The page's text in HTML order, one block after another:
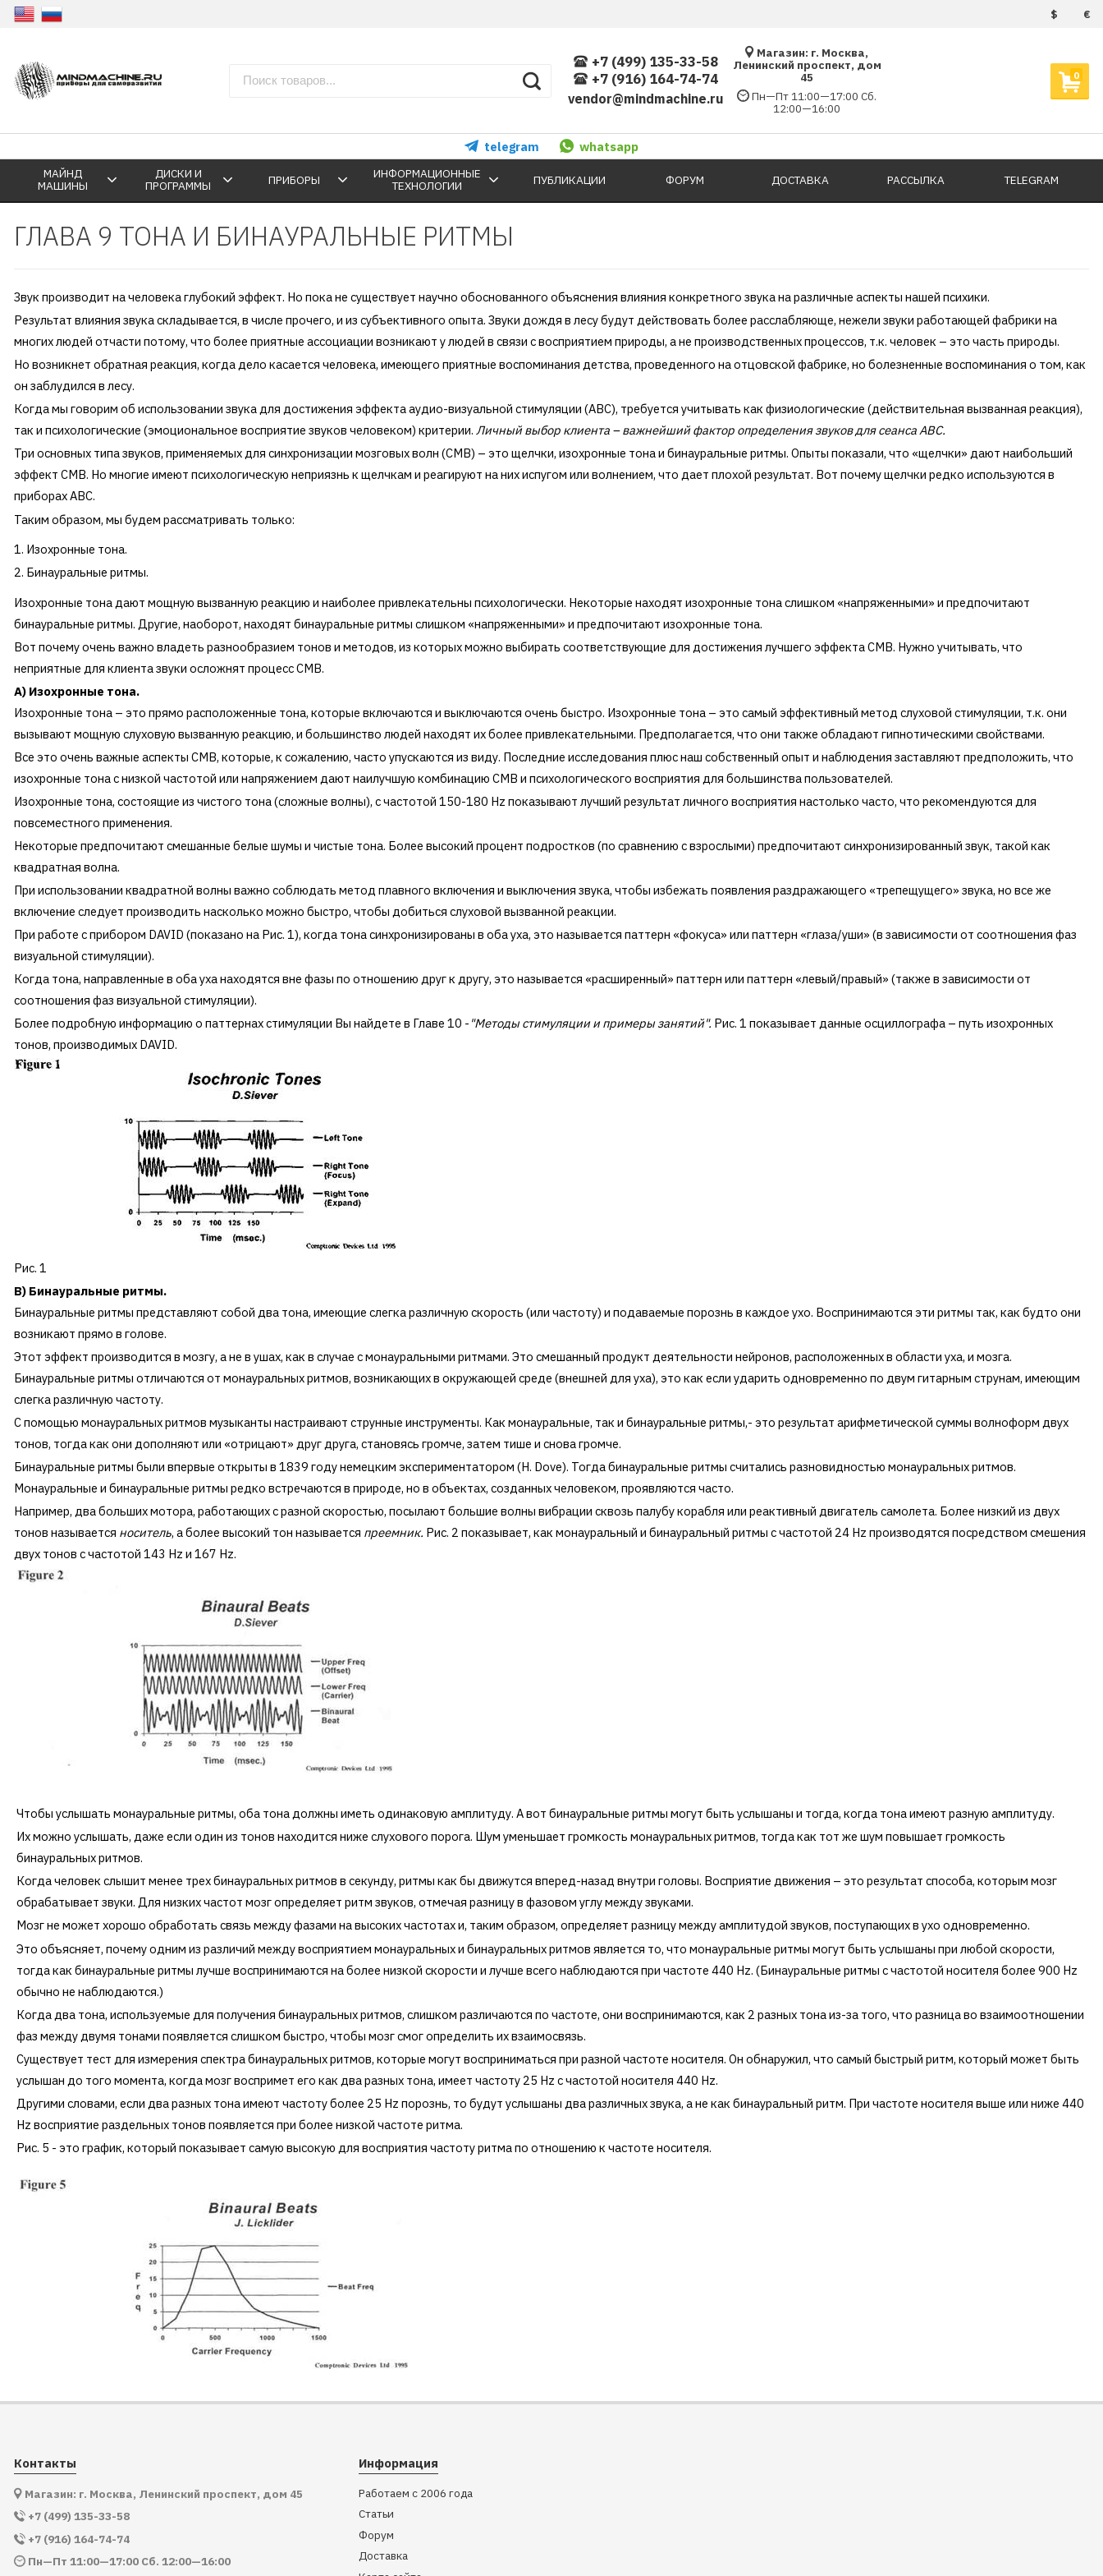
$ €
+7 (499) 135-33-58
+7 (916) 164-74-74
vendor@mindmachine.ru
Магазин: г. Москва,
Ленинский проспект, дом
45
Пн—Пт 11:00—17:00 Сб.
12:00—16:00
0
telegram whatsapp
МАЙНД
МАШИНЫ
ДИСКИ И
ПРОГРАММЫ
ПРИБОРЫ
ИНФОРМАЦИОННЫЕ
ТЕХНОЛОГИИ
ПУБЛИКАЦИИ ФОРУМ ДОСТАВКА РАССЫЛКА TELEGRAM
ГЛАВА 9 ТОНА И БИНАУРАЛЬНЫЕ РИТМЫ
Звук производит на человека глубокий эффект. Но пока не существует научно обоснованного объяснения влияния конкретного звука на различные аспекты нашей психики.
Результат влияния звука складывается, в числе прочего, и из субъективного опыта. Звуки дождя в лесу будут действовать более расслабляюще, нежели звуки работающей фабрики на
многих людей отчасти потому, что более приятные ассоциации возникают у людей в связи с восприятием природы, а не производственных процессов, т.к. человек – это часть природы.
Но возникнет обратная реакция, когда дело касается человека, имеющего приятные воспоминания детства, проведенного на отцовской фабрике, но болезненные воспоминания о том, как
он заблудился в лесу.
Когда мы говорим об использовании звука для достижения эффекта аудио-визуальной стимуляции (АВС), требуется учитывать как физиологические (действительная вызванная реакция),
так и психологические (эмоциональное восприятие звуков человеком) критерии. Личный выбор клиента – важнейший фактор определения звуков для сеанса АВС.
Три основных типа звуков, применяемых для синхронизации мозговых волн (СМВ) – это щелчки, изохронные тона и бинауральные ритмы. Опыты показали, что «щелчки» дают наибольший
эффект СМВ. Но многие имеют психологическую неприязнь к щелчкам и реагируют на них испугом или волнением, что дает плохой результат. Вот почему щелчки редко используются в
приборах АВС.
Таким образом, мы будем рассматривать только:
Изохронные тона.
Бинауральные ритмы.
Изохронные тона дают мощную вызванную реакцию и наиболее привлекательны психологически. Некоторые находят изохронные тона слишком «напряженными» и предпочитают
бинауральные ритмы. Другие, наоборот, находят бинауральные ритмы слишком «напряженными» и предпочитают изохронные тона.
Вот почему очень важно владеть разнообразием тонов и методов, из которых можно выбирать соответствующие для достижения лучшего эффекта СМВ. Нужно учитывать, что
неприятные для клиента звуки осложнят процесс СМВ.
A) Изохронные тона.
Изохронные тона – это прямо расположенные тона, которые включаются и выключаются очень быстро. Изохронные тона – это самый эффективный метод слуховой стимуляции, т.к. они
вызывают мощную слуховую вызванную реакцию, и большинство людей находят их более привлекательными. Предполагается, что они также обладают гипнотическими свойствами.
Все это очень важные аспекты СМВ, которые, к сожалению, часто упускаются из виду. Последние исследования плюс наш собственный опыт и наблюдения заставляют предположить, что
изохронные тона с низкой частотой или напряжением дают наилучшую комбинацию СМВ и психологического восприятия для большинства пользователей.
Изохронные тона, состоящие из чистого тона (сложные волны), с частотой 150-180 Hz показывают лучший результат личного восприятия настолько часто, что рекомендуются для
повсеместного применения.
Некоторые предпочитают смешанные белые шумы и чистые тона. Более высокий процент подростков (по сравнению с взрослыми) предпочитают синхронизированный звук, такой как
квадратная волна.
При использовании квадратной волны важно соблюдать метод плавного включения и выключения звука, чтобы избежать появления раздражающего «трепещущего» звука, но все же
включение следует производить насколько можно быстро, чтобы добиться слуховой вызванной реакции.
При работе с прибором DAVID (показано на Рис. 1), когда тона синхронизированы в оба уха, это называется паттерн «фокуса» или паттерн «глаза/уши» (в зависимости от соотношения фаз
визуальной стимуляции).
Когда тона, направленные в оба уха находятся вне фазы по отношению друг к другу, это называется «расширенный» паттерн или паттерн «левый/правый» (также в зависимости от
соотношения фаз визуальной стимуляции).
Более подробную информацию о паттернах стимуляции Вы найдете в Главе 10 - "Методы стимуляции и примеры занятий". Рис. 1 показывает данные осциллографа – путь изохронных
тонов, производимых DAVID.
Рис. 1
B) Бинауральные ритмы.
Бинауральные ритмы представляют собой два тона, имеющие слегка различную скорость (или частоту) и подаваемые порознь в каждое ухо. Воспринимаются эти ритмы так, как будто они
возникают прямо в голове.
Этот эффект производится в мозгу, а не в ушах, как в случае с монауральными ритмами. Это смешанный продукт деятельности нейронов, расположенных в области уха, и мозга.
Бинауральные ритмы отличаются от монауральных ритмов, возникающих в окружающей среде (внешней для уха), это как если ударить одновременно по двум гитарным струнам, имеющим
слегка различную частоту.
С помощью монауральных ритмов музыканты настраивают струнные инструменты. Как монауральные, так и бинауральные ритмы,- это результат арифметической суммы волноформ двух
тонов, тогда как они дополняют или «отрицают» друг друга, становясь громче, затем тише и снова громче.
Бинауральные ритмы были впервые открыты в 1839 году немецким экспериментатором (H. Dove). Тогда бинауральные ритмы считались разновидностью монауральных ритмов.
Монауральные и бинауральные ритмы редко встречаются в природе, но в объектах, созданных человеком, проявляются часто.
Например, два больших мотора, работающих с разной скоростью, посылают большие волны вибрации сквозь палубу корабля или реактивный двигатель самолета. Более низкий из двух
тонов называется носитель, а более высокий тон называется преемник. Рис. 2 показывает, как монауральный и бинауральный ритмы с частотой 24 Hz производятся посредством смешения
двух тонов с частотой 143 Hz и 167 Hz.
Чтобы услышать монауральные ритмы, оба тона должны иметь одинаковую амплитуду. А вот бинауральные ритмы могут быть услышаны и тогда, когда тона имеют разную амплитуду.
Их можно услышать, даже если один из тонов находится ниже слухового порога. Шум уменьшает громкость монауральных ритмов, тогда как тот же шум повышает громкость
бинауральных ритмов.
Когда человек слышит менее трех бинауральных ритмов в секунду, ритмы как бы движутся вперед-назад внутри головы. Восприятие движения – это результат способа, которым мозг
обрабатывает звуки. Для низких частот мозг определяет ритм звуков, отмечая разницу в фазовом углу между звуками.
Мозг не может хорошо обработать связь между фазами на высоких частотах и, таким образом, определяет разницу между амплитудой звуков, поступающих в ухо одновременно.
Это объясняет, почему одним из различий между восприятием монауральных и бинауральных ритмов является то, что монауральные ритмы могут быть услышаны при любой скорости,
тогда как бинауральные ритмы лучше воспринимаются на более низкой скорости и лучше всего наблюдаются при частоте 440 Hz. (Бинауральные ритмы с частотой носителя более 900 Hz
обычно не наблюдаются.)
Когда два тона, используемые для получения бинауральных ритмов, слишком различаются по частоте, они воспринимаются, как 2 разных тона из-за того, что разница во взаимоотношении
фаз между двумя тонами появляется слишком быстро, чтобы мозг смог определить их взаимосвязь.
Существует тест для измерения спектра бинауральных ритмов, которые могут восприниматься при разной частоте носителя. Он обнаружил, что самый быстрый ритм, который может быть
услышан до того момента, когда мозг воспримет его как два разных тона, имеет частоту 25 Hz с частотой носителя 440 Hz.
Другими словами, если два разных тона имеют частоту более 25 Hz порознь, то будут услышаны два различных звука, а не как бинауральный ритм. При частоте носителя выше или ниже 440
Hz восприятие раздельных тонов появляется при более низкой частоте ритма.
Рис. 5 - это график, который показывает самую высокую для восприятия частоту ритма по отношению к частоте носителя.
Контакты
Магазин: г. Москва, Ленинский проспект, дом 45
+7 (499) 135-33-58
+7 (916) 164-74-74
Пн—Пт 11:00—17:00 Сб. 12:00—16:00
Информация
Работаем с 2006 года
Статьи
Форум
Доставка